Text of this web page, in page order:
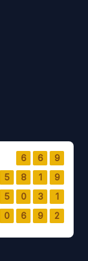
6 6
9
5 8 1
9
5 0 3
1
0 6 9 2